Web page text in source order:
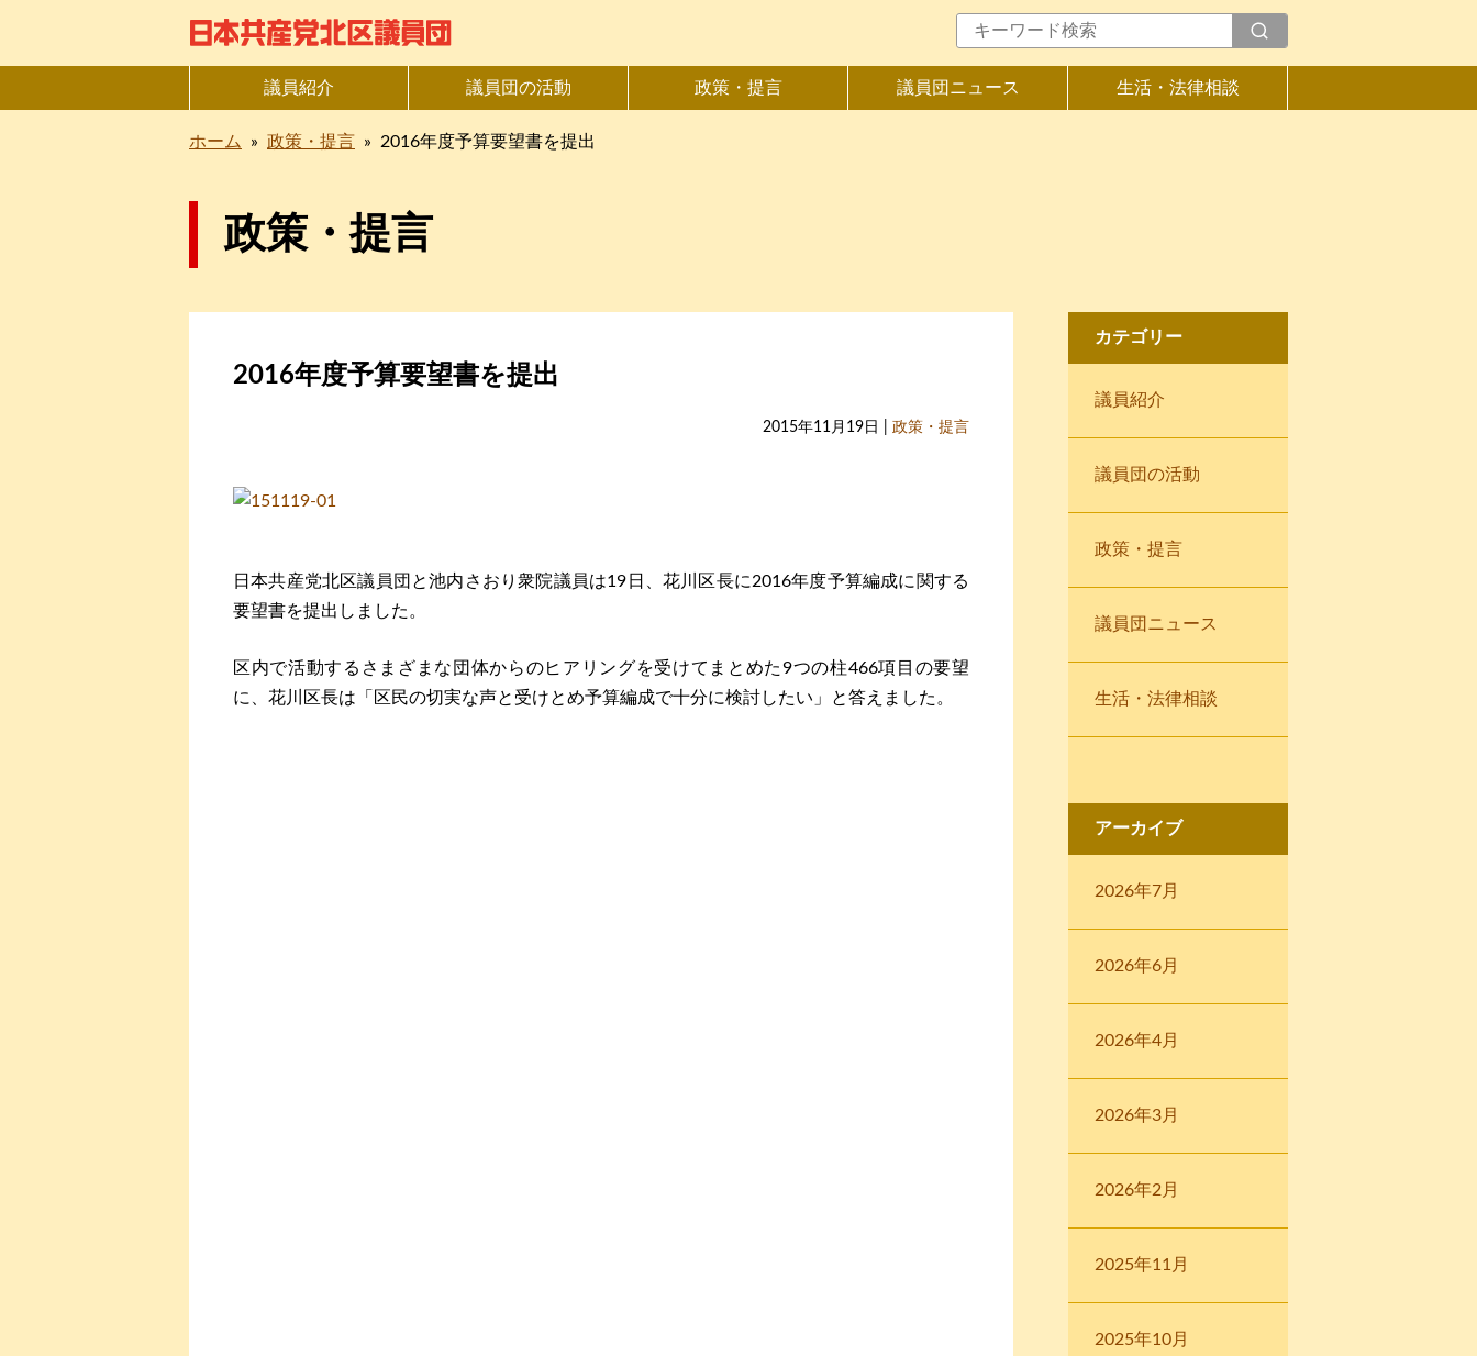
議員紹介 議員団の活動 政策・提言 議員団ニュース 生活・法律相談
ホーム » 政策・提言 » 2016年度予算要望書を提出
政策・提言
2016年度予算要望書を提出
2015年11月19日 | 政策・提言
日本共産党北区議員団と池内さおり衆院議員は19日、花川区長に2016年度予算編成に関する
要望書を提出しました。
区内で活動するさまざまな団体からのヒアリングを受けてまとめた9つの柱466項目の要望
に、花川区長は「区民の切実な声と受けとめ予算編成で十分に検討したい」と答えました。
カテゴリー
議員紹介
議員団の活動
政策・提言
議員団ニュース
生活・法律相談
アーカイブ
2026年7月
2026年6月
2026年4月
2026年3月
2026年2月
2025年11月
2025年10月